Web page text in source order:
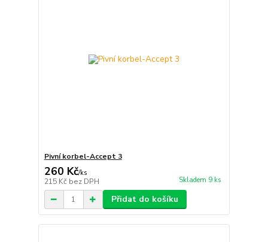
Pivní korbel-Accept 3
260 Kč/ks
215 Kč bez DPH Skladem 9 ks
Přidat do košíku